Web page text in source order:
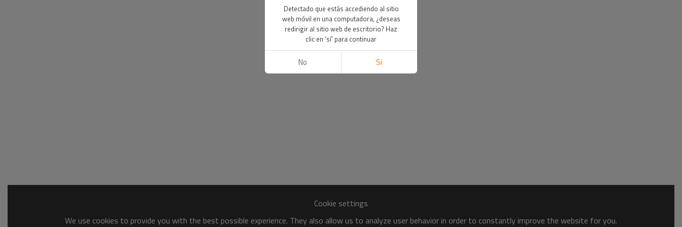
Cookie settings
We use cookies to provide you with the best possible experience. They also allow us to analyze user behavior in order to constantly improve the website for you.
Detectado que estás accediendo al sitio
web móvil en una computadora, ¿deseas
redirigir al sitio web de escritorio? Haz
clic en 'sí' para continuar
No Si